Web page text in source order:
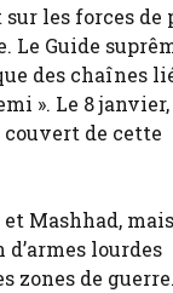
les forces de
Le Guide
des chaînes
». Le 8
de cette
Mashhad,
lourdes
zones de guerre.